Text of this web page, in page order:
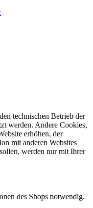
technischen Betrieb der
werden. Andere Cookies,
erhöhen, der
mit anderen Websites
werden nur mit Ihrer
des Shops notwendig.